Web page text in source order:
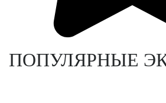
ПОПУЛЯРНЫЕ